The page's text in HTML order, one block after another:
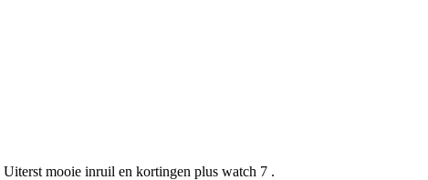
mooie inruil en kortingen plus watch 7 .